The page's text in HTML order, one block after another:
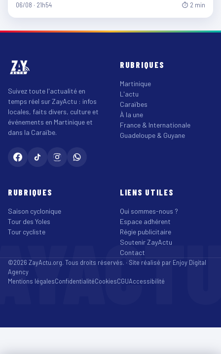
06/08 · 21h54 ⏱ 2 min
Suivez toute l'actualité en
temps réel sur ZayActu : infos
locales, faits divers, culture et
événements en Martinique et
dans la Caraïbe.
RUBRIQUES
Martinique
L'actu
Caraïbes
À la une
France & Internationale
Guadeloupe & Guyane
RUBRIQUES
Saison cyclonique
Tour des Yoles
Tour cycliste
LIENS UTILES
Qui sommes-nous ?
Espace adhérent
Régie publicitaire
Soutenir ZayActu
Contact
©2026 ZayActu.org. Tous droits réservés. · Site réalisé par Enjoy Digital
Agency
Mentions légalesConfidentialitéCookiesCGUAccessibilité